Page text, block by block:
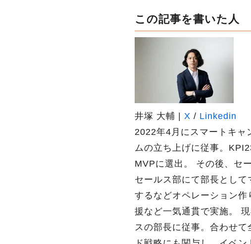
この記事を書いた人
井塚 大輔 | X / Linkedin
2022年4月にスマートキャ
ムの立ち上げに従事。
MVPに選出。 その後、セ
セールス部にて部長とし
するなどオペレーション
援など一気通貫で実施。
スの部長に従事。合わせ